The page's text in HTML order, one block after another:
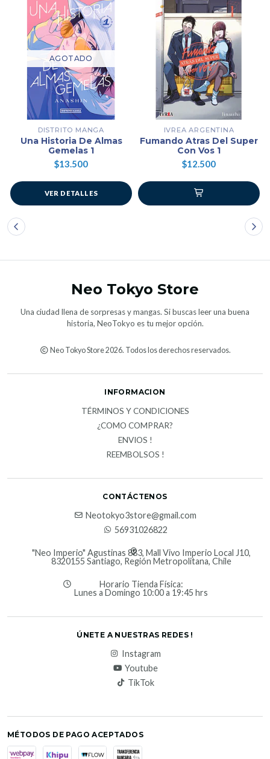
AGOTADO
DISTRITO MANGA
Una Historia De Almas
Gemelas 1
$13.500
VER DETALLES
IVREA ARGENTINA
Fumando Atras Del Super
Con Vos 1
$12.500
Neo Tokyo Store
Una ciudad llena de sorpresas y mangas. Si buscas leer una buena
historia, NeoTokyo es tu mejor opción.
Neo Tokyo Store 2026. Todos los derechos reservados.
INFORMACION
TÉRMINOS Y CONDICIONES
¿COMO COMPRAR?
ENVIOS !
REEMBOLSOS !
CONTÁCTENOS
Neotokyo3store@gmail.com
56931026822
"Neo Imperio" Agustinas 883, Mall Vivo Imperio Local J10,
8320155 Santiago, Región Metropolitana, Chile
Horario Tienda Física:
Lunes a Domingo 10:00 a 19:45 hrs
ÚNETE A NUESTRAS REDES !
Instagram
Youtube
TikTok
MÉTODOS DE PAGO ACEPTADOS